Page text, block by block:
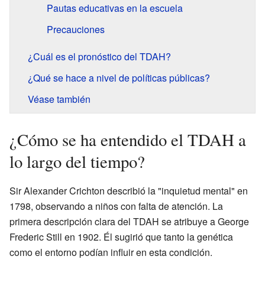
Pautas educativas en la escuela
Precauciones
¿Cuál es el pronóstico del TDAH?
¿Qué se hace a nivel de políticas públicas?
Véase también
¿Cómo se ha entendido el TDAH a
lo largo del tiempo?
Sir Alexander Crichton describió la "inquietud mental" en
1798, observando a niños con falta de atención. La
primera descripción clara del TDAH se atribuye a George
Frederic Still en 1902. Él sugirió que tanto la genética
como el entorno podían influir en esta condición.